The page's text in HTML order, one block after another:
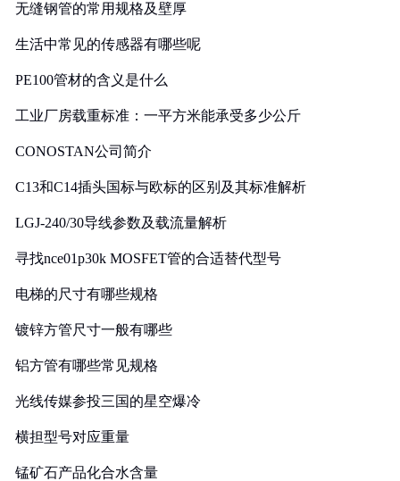
无缝钢管的常用规格及壁厚
生活中常见的传感器有哪些呢
PE100管材的含义是什么
工业厂房载重标准：一平方米能承受多少公斤
CONOSTAN公司简介
C13和C14插头国标与欧标的区别及其标准解析
LGJ-240/30导线参数及载流量解析
寻找nce01p30k MOSFET管的合适替代型号
电梯的尺寸有哪些规格
镀锌方管尺寸一般有哪些
铝方管有哪些常见规格
光线传媒参投三国的星空爆冷
横担型号对应重量
锰矿石产品化合水含量